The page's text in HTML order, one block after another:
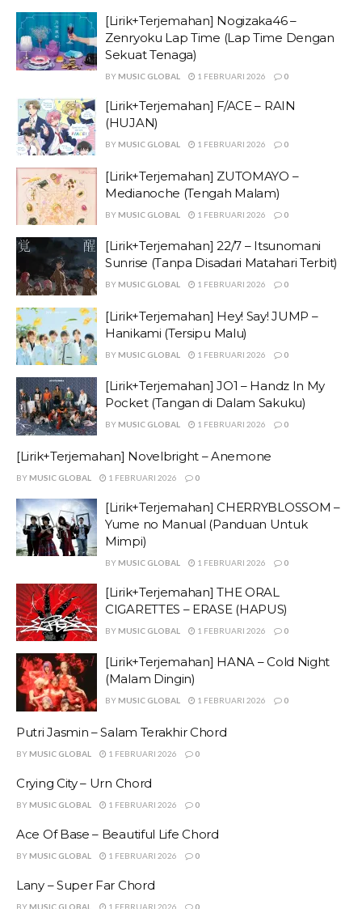
[Lirik+Terjemahan] Nogizaka46 –
Zenryoku Lap Time (Lap Time Dengan
Sekuat Tenaga)
BY MUSIC GLOBAL 1 FEBRUARI 2026 0
[Lirik+Terjemahan] F/ACE – RAIN
(HUJAN)
BY MUSIC GLOBAL 1 FEBRUARI 2026 0
[Lirik+Terjemahan] ZUTOMAYO –
Medianoche (Tengah Malam)
BY MUSIC GLOBAL 1 FEBRUARI 2026 0
[Lirik+Terjemahan] 22/7 – Itsunomani
Sunrise (Tanpa Disadari Matahari Terbit)
BY MUSIC GLOBAL 1 FEBRUARI 2026 0
[Lirik+Terjemahan] Hey! Say! JUMP –
Hanikami (Tersipu Malu)
BY MUSIC GLOBAL 1 FEBRUARI 2026 0
[Lirik+Terjemahan] JO1 – Handz In My
Pocket (Tangan di Dalam Sakuku)
BY MUSIC GLOBAL 1 FEBRUARI 2026 0
[Lirik+Terjemahan] Novelbright – Anemone
BY MUSIC GLOBAL 1 FEBRUARI 2026 0
[Lirik+Terjemahan] CHERRYBLOSSOM –
Yume no Manual (Panduan Untuk
Mimpi)
BY MUSIC GLOBAL 1 FEBRUARI 2026 0
[Lirik+Terjemahan] THE ORAL
CIGARETTES – ERASE (HAPUS)
BY MUSIC GLOBAL 1 FEBRUARI 2026 0
[Lirik+Terjemahan] HANA – Cold Night
(Malam Dingin)
BY MUSIC GLOBAL 1 FEBRUARI 2026 0
Putri Jasmin – Salam Terakhir Chord
BY MUSIC GLOBAL 1 FEBRUARI 2026 0
Crying City – Urn Chord
BY MUSIC GLOBAL 1 FEBRUARI 2026 0
Ace Of Base – Beautiful Life Chord
BY MUSIC GLOBAL 1 FEBRUARI 2026 0
Lany – Super Far Chord
BY MUSIC GLOBAL 1 FEBRUARI 2026 0